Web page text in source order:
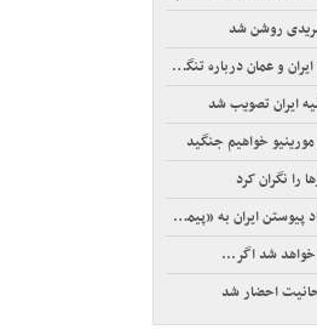
روشن شد
و عمان درباره تنگه هرمز
ایران تصویب شد
خواهیم جنگید
را نگران کرد
ایران به «پیمان مکه»
احضار شد